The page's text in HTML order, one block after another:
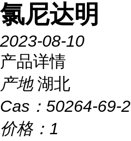
氯尼达明
2023-08-10
产品详情
产地 湖北
Cas： 50264-69-2
价格： 1